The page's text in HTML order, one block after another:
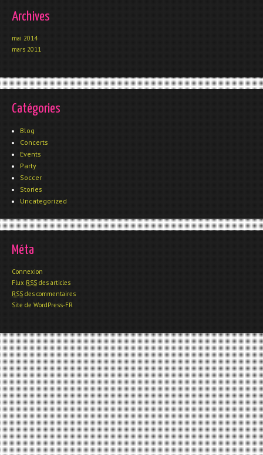
Archives
mai 2014
mars 2011
Catégories
Blog
Concerts
Events
Party
Soccer
Stories
Uncategorized
Méta
Connexion
Flux RSS des articles
RSS des commentaires
Site de WordPress-FR